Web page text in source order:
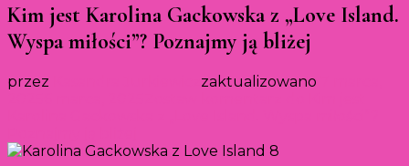
Kim jest Karolina Gackowska z „Love Island.
Wyspa miłości”? Poznajmy ją bliżej
przez zaktualizowano